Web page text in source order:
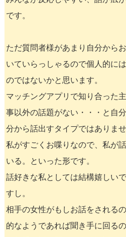
です。
ただ質問者様があまり自分から
いていらっしゃるので個人的に
のではないかと思います。
マッチングアプリで知り合った
事以外の話題がない・・・と自
分から話出すタイプではありま
私がすごくお喋りなので、私が
いる。といった形です。
話好きな私としては結構嬉しい
すし。
相手の女性がもしお話をされる
的なようであれば聞き手に回る